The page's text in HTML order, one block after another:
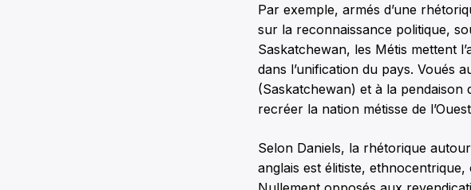
Par exemple, armés d’une
sur la reconnaissance politique,
Saskatchewan, les Métis mettent
dans l’unification du pays. Voués
(Saskatchewan) et à la pendaison
recréer la nation métisse de
Selon Daniels, la rhétorique
anglais est élitiste,